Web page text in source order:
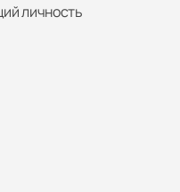
личность